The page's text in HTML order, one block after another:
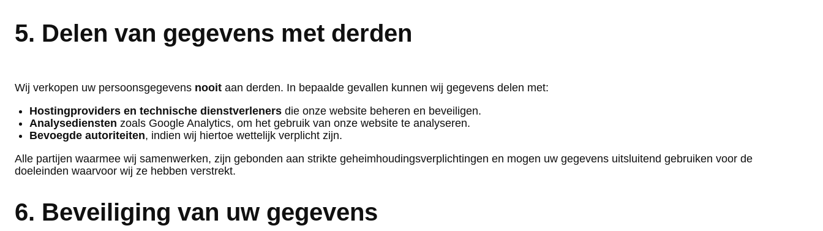
5. Delen van gegevens met derden
Wij verkopen uw persoonsgegevens nooit aan derden. In bepaalde gevallen kunnen wij gegevens delen met:
Hostingproviders en technische dienstverleners die onze website beheren en beveiligen.
Analysediensten zoals Google Analytics, om het gebruik van onze website te analyseren.
Bevoegde autoriteiten, indien wij hiertoe wettelijk verplicht zijn.
Alle partijen waarmee wij samenwerken, zijn gebonden aan strikte geheimhoudingsverplichtingen en mogen uw gegevens uitsluitend gebruiken voor de
doeleinden waarvoor wij ze hebben verstrekt.
6. Beveiliging van uw gegevens